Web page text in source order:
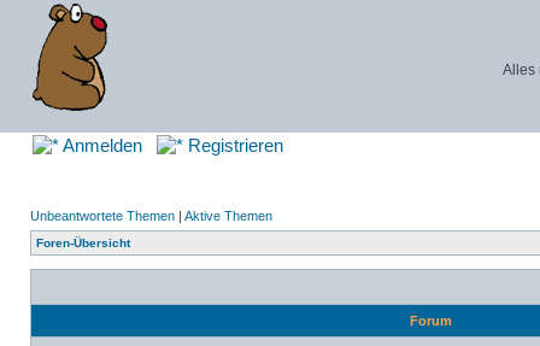
Alles
Anmelden Registrieren
Unbeantwortete Themen | Aktive Themen
Foren-Übersicht
Forum